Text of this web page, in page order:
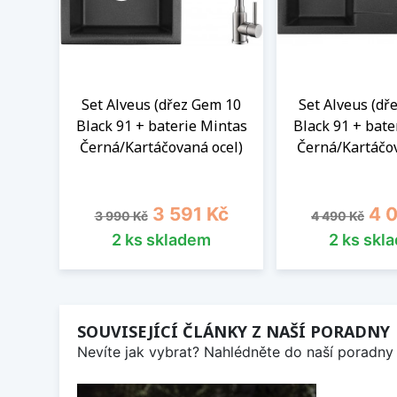
Set Alveus (dřez Gem 10
Black 91 + baterie Mintas
Černá/Kartáčovaná ocel)
Běžná cena
3 990 Kč Cena
3 591 Kč
2 ks skladem
Set Alveus
Black 91 +
Černá/
Běžná cena
4 490 Kč 4
2 ks
SOUVISEJÍCÍ ČLÁNKY Z NAŠÍ PORADNY
Nevíte jak vybrat? Nahlédněte do naší